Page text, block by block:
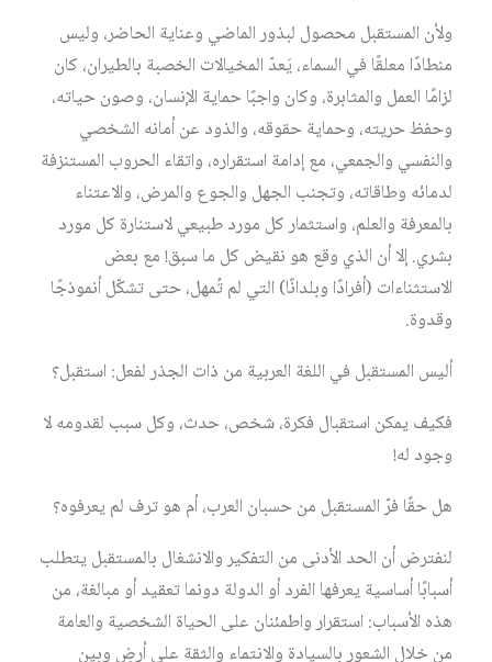
ولأن المستقبل محصول لبذور الماضي وعناية الحاضر، وليس
منطادًا معلقًا في السماء، يَعدّ المخيالات الخصبة بالطيران، كان
لزامًا العمل والمثابرة، وكان واجبًا حماية الإنسان، وصون حياته،
وحفظ حريته، وحماية حقوقه، والذود عن أمانه الشخصي
والنفسي والجمعي، مع إدامة استقراره، واتقاء الحروب المستنزفة
لدمائه وطاقاته، وتجنب الجهل والجوع والمرض، والاعتناء
بالمعرفة والعلم، واستثمار كل مورد طبيعي لاستنارة كل مورد
بشري. إلا أن الذي وقع هو نقيض كل ما سبق! مع بعض
الاستثناءات (أفرادًا وبلدانًا) التي لم تُمهل، حتى تشكّل أنموذجًا
وقدوة.
أليس المستقبل في اللغة العربية من ذات الجذر لفعل: استقبل؟
فكيف يمكن استقبال فكرة، شخص، حدث، وكل سبب لقدومه لا
وجود له!
هل حقًا فرّ المستقبل من حسبان العرب، أم هو ترف لم يعرفوه؟
لنفترض أن الحد الأدنى من التفكير والانشغال بالمستقبل يتطلب
أسبابًا أساسية يعرفها الفرد أو الدولة دونما تعقيد أو مبالغة، من
هذه الأسباب: استقرار واطمئنان على الحياة الشخصية والعامة
من خلال الشعور بالسيادة والانتماء والثقة على أرضٍ وبين